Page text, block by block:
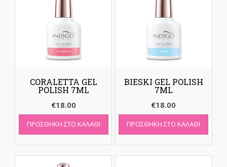
CORALETTA GEL
POLISH 7ML
€18.00
ΠΡΟΣΘΉΚΗ ΣΤΟ ΚΑΛΆΘΙ
BIESKI GEL POLISH
7ML
€18.00
ΠΡΟΣΘΉΚΗ ΣΤΟ ΚΑΛΆΘΙ